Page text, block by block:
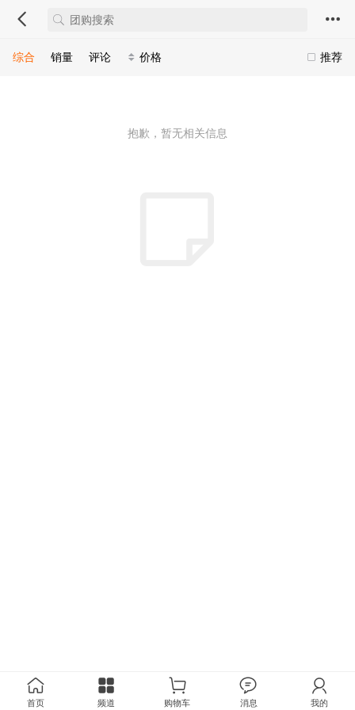
推荐
综合 销量 评论 价格
抱歉，暂无相关信息
首页 频道 购物车 消息 我的